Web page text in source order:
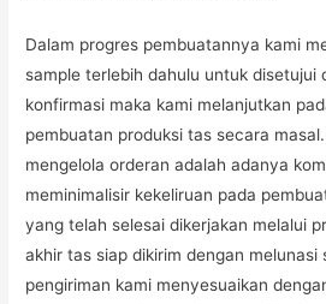
Dalam progres pembuatannya kami
sample terlebih dahulu untuk disetujui
konfirmasi maka kami melanjutkan
pembuatan produksi tas secara
mengelola orderan adalah adanya
meminimalisir kekeliruan pada
yang telah selesai dikerjakan melalui
akhir tas siap dikirim dengan
pengiriman kami menyesuaikan